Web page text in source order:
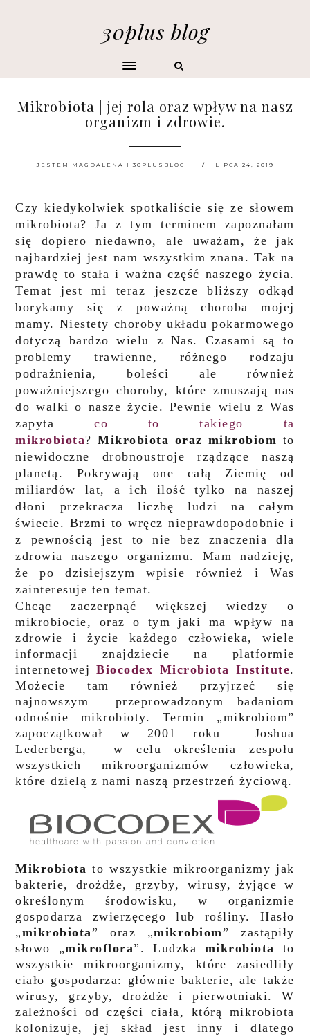
30plus blog
Mikrobiota | jej rola oraz wpływ na nasz
organizm i zdrowie.
JESTEM MAGDALENA | 30PLUSBLOG LIPCA 24, 2019
Czy kiedykolwiek spotkaliście się ze słowem
mikrobiota? Ja z tym terminem zapoznałam
się dopiero niedawno, ale uważam, że jak
najbardziej jest nam wszystkim znana. Tak na
prawdę to stała i ważna część naszego życia.
Temat jest mi teraz jeszcze bliższy odkąd
borykamy się z poważną choroba mojej
mamy. Niestety choroby układu pokarmowego
dotyczą bardzo wielu z Nas. Czasami są to
problemy trawienne, różnego rodzaju
podrażnienia, boleści ale również
poważniejszego choroby, które zmuszają nas
do walki o nasze życie. Pewnie wielu z Was
zapytaco to takiego ta
mikrobiota?Mikrobiota oraz mikrobiom to
niewidoczne drobnoustroje rządzące naszą
planetą. Pokrywają one całą Ziemię od
miliardów lat, a ich ilość tylko na naszej
dłoni przekracza liczbę ludzi na całym
świecie. Brzmi to wręcz nieprawdopodobnie i
z pewnością jest to nie bez znaczenia dla
zdrowia naszego organizmu. Mam nadzieję,
że po dzisiejszym wpisie również i Was
zainteresuje ten temat.
Chcąc zaczerpnąć większej wiedzy o
mikrobiocie, oraz o tym jaki ma wpływ na
zdrowie i życie każdego człowieka, wiele
informacji znajdziecie na platformie
internetowejBiocodex Microbiota Institute.
Możecie tam również przyjrzeć się
najnowszym przeprowadzonym badaniom
odnośnie mikrobioty. Termin „mikrobiom”
zapoczątkował w 2001 roku Joshua
Lederberga, w celu określenia zespołu
wszystkich mikroorganizmów człowieka,
które dzielą z nami naszą przestrzeń życiową.
Mikrobiotato wszystkie mikroorganizmy jak
bakterie, drożdże, grzyby, wirusy, żyjące w
określonym środowisku, w organizmie
gospodarza zwierzęcego lub rośliny. Hasło
„mikrobiota” oraz „mikrobiom” zastąpiły
słowo „mikroflora”. Ludzka mikrobiota to
wszystkie mikroorganizmy, które zasiedliły
ciało gospodarza: głównie bakterie, ale także
wirusy, grzyby, drożdże i pierwotniaki. W
zależności od części ciała, którą mikrobiota
kolonizuje, jej skład jest inny i dlatego